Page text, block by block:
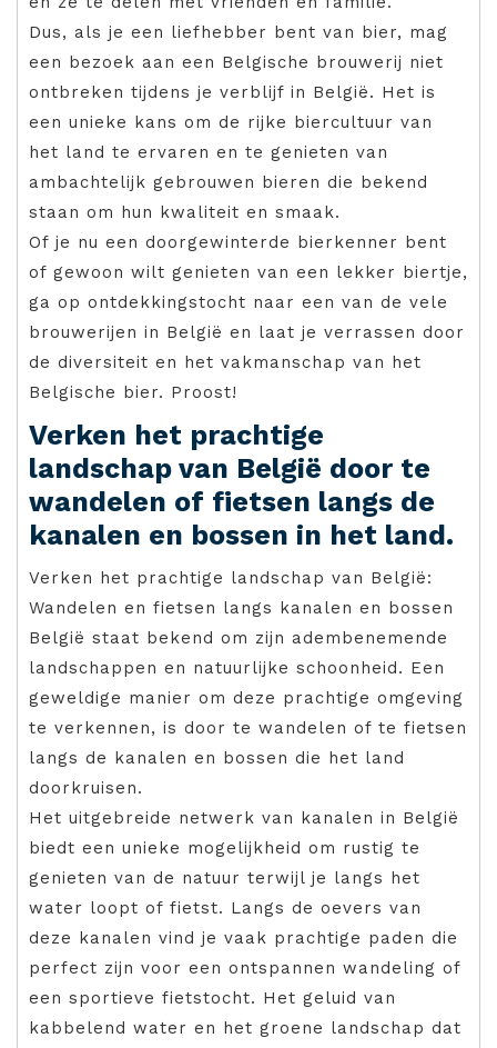
Dus, als je een liefhebber bent van bier, mag
een bezoek aan een Belgische brouwerij niet
ontbreken tijdens je verblijf in België. Het is
een unieke kans om de rijke biercultuur van
het land te ervaren en te genieten van
ambachtelijk gebrouwen bieren die bekend
staan om hun kwaliteit en smaak.
Of je nu een doorgewinterde bierkenner bent
of gewoon wilt genieten van een lekker biertje,
ga op ontdekkingstocht naar een van de vele
brouwerijen in België en laat je verrassen door
de diversiteit en het vakmanschap van het
Belgische bier. Proost!
Verken het prachtige
landschap van België door te
wandelen of fietsen langs de
kanalen en bossen in het land.
Verken het prachtige landschap van België:
Wandelen en fietsen langs kanalen en bossen
België staat bekend om zijn adembenemende
landschappen en natuurlijke schoonheid. Een
geweldige manier om deze prachtige omgeving
te verkennen, is door te wandelen of te fietsen
langs de kanalen en bossen die het land
doorkruisen.
Het uitgebreide netwerk van kanalen in België
biedt een unieke mogelijkheid om rustig te
genieten van de natuur terwijl je langs het
water loopt of fietst. Langs de oevers van
deze kanalen vind je vaak prachtige paden die
perfect zijn voor een ontspannen wandeling of
een sportieve fietstocht. Het geluid van
kabbelend water en het groene landschap dat